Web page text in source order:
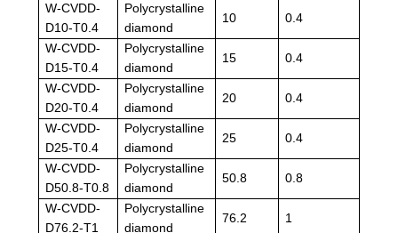
W-CVDD-
D10-T0.4
Polycrystalline
diamond
10 0.4
W-CVDD-
D15-T0.4
Polycrystalline
diamond
15 0.4
W-CVDD-
D20-T0.4
Polycrystalline
diamond
20 0.4
W-CVDD-
D25-T0.4
Polycrystalline
diamond
25 0.4
W-CVDD-
D50.8-T0.8
Polycrystalline
diamond
50.8 0.8
W-CVDD-
D76.2-T1
Polycrystalline
diamond
76.2 1